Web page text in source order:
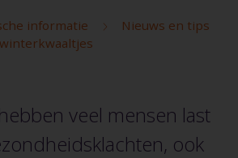
informatie
Nieuws en tips
veel mensen last
ook